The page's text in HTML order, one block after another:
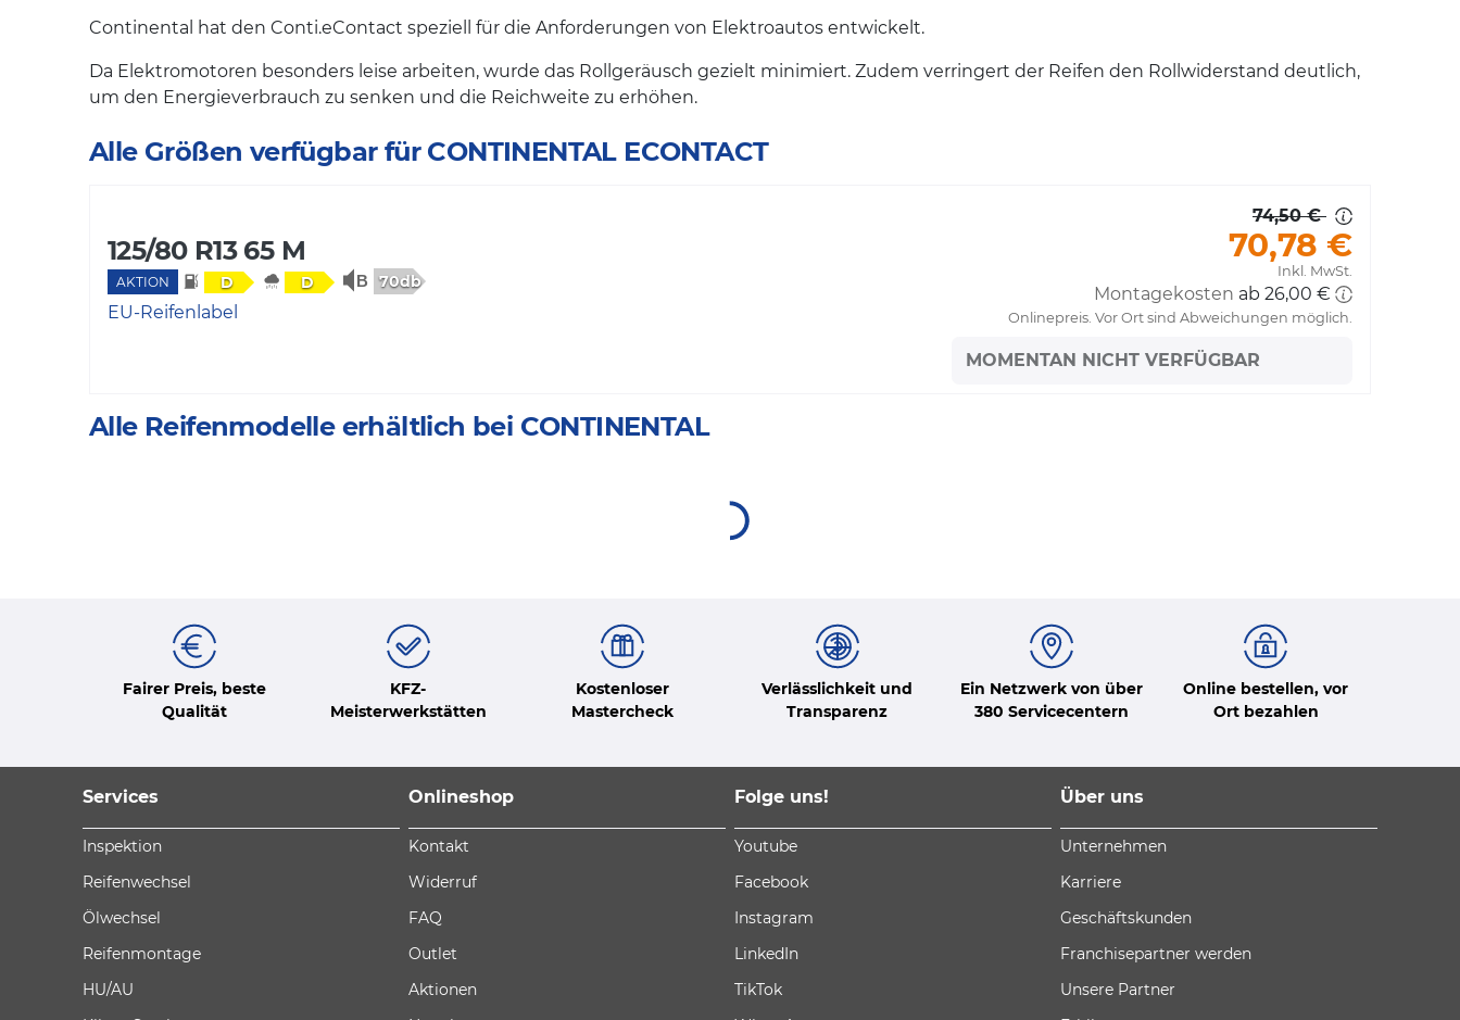
Continental hat den Conti.eContact speziell für die Anforderungen von Elektroautos entwickelt.
Da Elektromotoren besonders leise arbeiten, wurde das Rollgeräusch gezielt minimiert. Zudem verringert der Reifen den Rollwiderstand deutlich,
um den Energieverbrauch zu senken und die Reichweite zu erhöhen.
Alle Größen verfügbar für CONTINENTAL ECONTACT
125/80 R13 65 M
AKTION D D 70db
EU-Reifenlabel
74,50 €
70,78 €
Inkl. MwSt.
Montagekosten ab 26,00 €
Onlinepreis. Vor Ort sind Abweichungen möglich.
MOMENTAN NICHT VERFÜGBAR
Alle Reifenmodelle erhältlich bei CONTINENTAL
Fairer Preis, beste
Qualität
KFZ-
Meisterwerkstätten
Kostenloser
Mastercheck
Verlässlichkeit und
Transparenz
Ein Netzwerk von über
380 Servicecentern
Online bestellen, vor
Ort bezahlen
Services
Inspektion
Reifenwechsel
Ölwechsel
Reifenmontage
HU/AU
Onlineshop
Kontakt
Widerruf
FAQ
Outlet
Aktionen
Folge uns!
Youtube
Facebook
Instagram
LinkedIn
TikTok
Über uns
Unternehmen
Karriere
Geschäftskunden
Franchisepartner werden
Unsere Partner